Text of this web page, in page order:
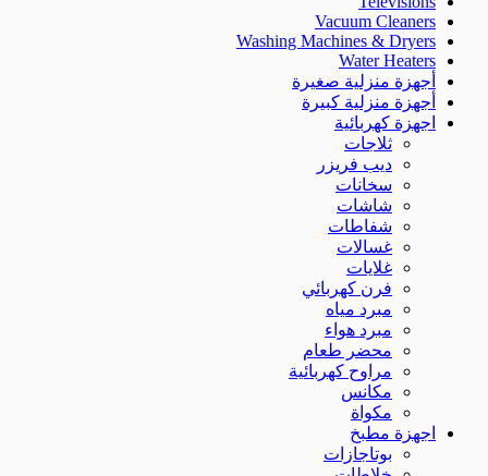
Vacuum Cleaners
Washing Machines & Dryers
Water Heaters
أجهزة منزلية صغيرة
أجهزة منزلية كبيرة
اجهزة كهربائية
ثلاجات
ديب فريزر
سخانات
شاشات
شفاطات
غسالات
غلايات
فرن كهربائي
مبرد مياه
مبرد هواء
محضر طعام
مراوح كهربائية
مكانس
مكواة
اجهزة مطبخ
بوتاجازات